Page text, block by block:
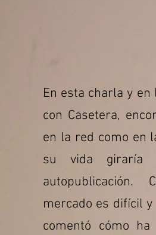
En esta charla y
con Casetera,
en la red como en
su vida giraría
mercado es difícil
comentó cómo